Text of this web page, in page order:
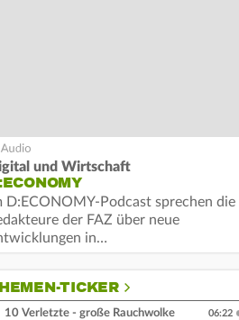
und Wirtschaft
D:ECONOMY-Podcast sprechen die
der FAZ über neue
in…
TICKER
10 Verletzte - große Rauchwolke
06:22